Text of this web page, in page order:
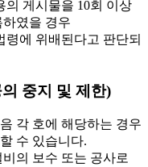
의 게시물을 10회 이상
였을 경우
령에 위배된다고 판단되
중지 및 제한)
각 호에 해당하는 경우
수 있습니다.
의 보수 또는 공사로